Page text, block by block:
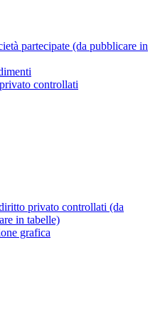
partecipate (da pubblicare in
controllati
privato controllati (da
in tabelle)
grafica